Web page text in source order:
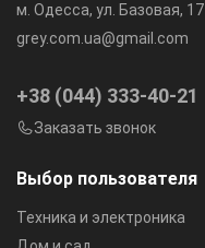
Выбор пользователя
Техника и электроника
м. Одесса, ул. Базовая, 17
grey.com.ua@gmail.com
+38 (044) 333-40-21
Заказать звонок